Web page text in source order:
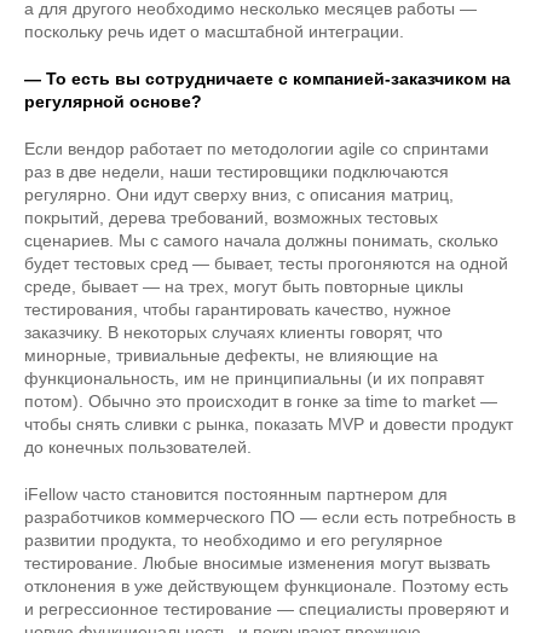
а для другого необходимо несколько месяцев работы —
поскольку речь идет о масштабной интеграции.
— То есть вы сотрудничаете с компанией-заказчиком на
регулярной основе?
Если вендор работает по методологии agile со спринтами
раз в две недели, наши тестировщики подключаются
регулярно. Они идут сверху вниз, с описания матриц,
покрытий, дерева требований, возможных тестовых
сценариев. Мы с самого начала должны понимать, сколько
будет тестовых сред — бывает, тесты прогоняются на одной
среде, бывает — на трех, могут быть повторные циклы
тестирования, чтобы гарантировать качество, нужное
заказчику. В некоторых случаях клиенты говорят, что
минорные, тривиальные дефекты, не влияющие на
функциональность, им не принципиальны (и их поправят
потом). Обычно это происходит в гонке за time to market —
чтобы снять сливки с рынка, показать MVP и довести продукт
до конечных пользователей.
iFellow часто становится постоянным партнером для
разработчиков коммерческого ПО — если есть потребность в
развитии продукта, то необходимо и его регулярное
тестирование. Любые вносимые изменения могут вызвать
отклонения в уже действующем функционале. Поэтому есть
и регрессионное тестирование — специалисты проверяют и